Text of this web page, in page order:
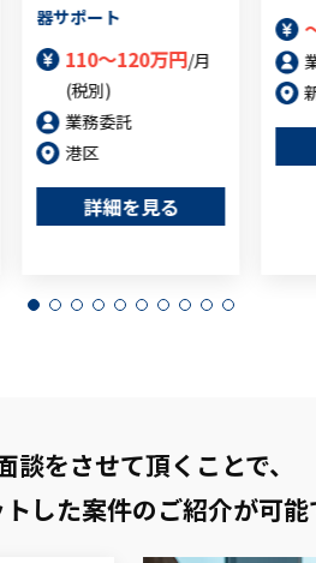
器サポート
110～120万円/月
(税別)
業務委託
港区
詳細を見る
談をさせて頂くことで、
した案件のご紹介が可能